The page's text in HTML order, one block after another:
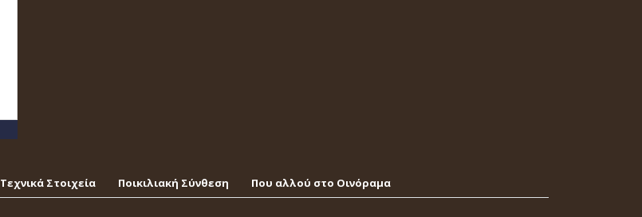
Τεχνικά Στοιχεία Ποικιλιακή Σύνθεση Που αλλού στο Οινόραμα